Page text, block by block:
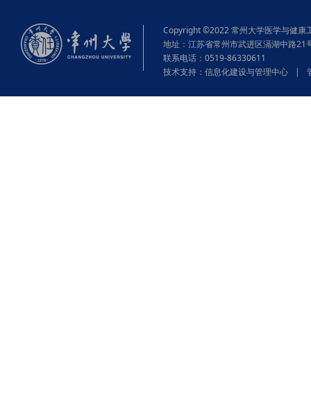
Copyright ©2022 常州大学医学与健康
地址：江苏省常州市武进区滆湖中路21
联系电话：0519-86330611
技术支持： 信息化建设与管理中心 |